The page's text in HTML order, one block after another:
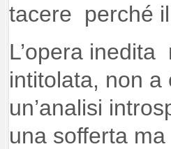
tacere perché
L’opera
intitolata, non a
un’analisi
una sofferta